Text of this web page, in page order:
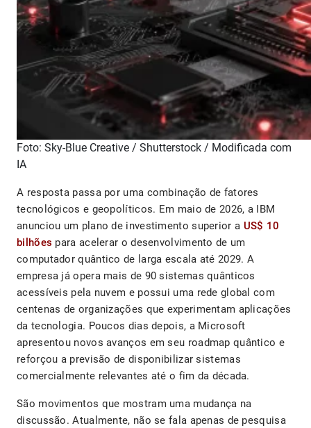
Foto: Sky-Blue Creative / Shutterstock / Modificada com
IA
A resposta passa por uma combinação de fatores
tecnológicos e geopolíticos. Em maio de 2026, a IBM
anunciou um plano de investimento superior a US$ 10
bilhões para acelerar o desenvolvimento de um
computador quântico de larga escala até 2029. A
empresa já opera mais de 90 sistemas quânticos
acessíveis pela nuvem e possui uma rede global com
centenas de organizações que experimentam aplicações
da tecnologia. Poucos dias depois, a Microsoft
apresentou novos avanços em seu roadmap quântico e
reforçou a previsão de disponibilizar sistemas
comercialmente relevantes até o fim da década.
São movimentos que mostram uma mudança na
discussão. Atualmente, não se fala apenas de pesquisa